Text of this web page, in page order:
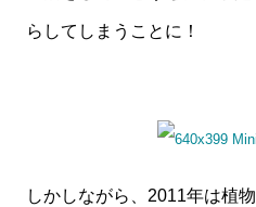
らしてしまうことに！
しかしながら、2011年は植